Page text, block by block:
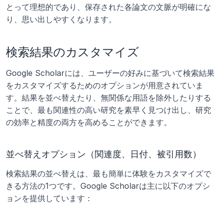
とって理想的であり、保存された各論文の文脈が明確にな
り、思い出しやすくなります。
検索結果のカスタマイズ
Google Scholarには、ユーザーの好みに基づいて検索結果
をカスタマイズするためのオプションが用意されていま
す。結果を並べ替えたり、無関係な用語を除外したりする
ことで、最も関連性の高い研究を素早く見つけ出し、研究
の効率と精度の両方を高めることができます。
並べ替えオプション（関連度、日付、被引用数）
検索結果の並べ替えは、最も簡単に体験をカスタマイズで
きる方法の1つです。Google Scholarは主に以下のオプシ
ョンを提供しています：